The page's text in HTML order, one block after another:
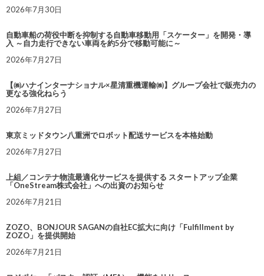
2026年7月30日
自動車船の荷役中断を抑制する自動車移動用「スケーター」を開発・導
入 ～自力走行できない車両を約5分で移動可能に～
2026年7月27日
【㈱ハナインターナショナル×星清重機運輸㈱】グループ会社で販売力の
更なる強化ねらう
2026年7月27日
東京ミッドタウン八重洲でロボット配送サービスを本格始動
2026年7月27日
上組／コンテナ物流最適化サービスを提供する スタートアップ企業
「OneStream株式会社」への出資のお知らせ
2026年7月21日
ZOZO、BONJOUR SAGANの自社EC拡大に向け「Fulfillment by
ZOZO」を提供開始
2026年7月21日